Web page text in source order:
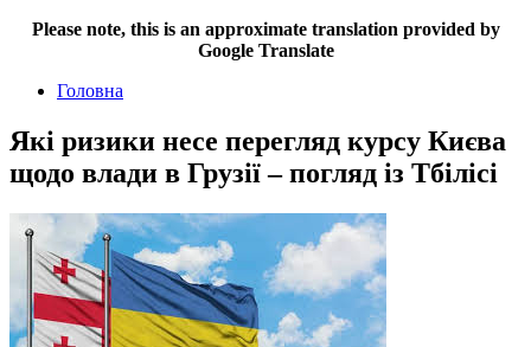
Please note, this is an approximate translation provided by
Google Translate
Головна
Які ризики несе перегляд курсу Києва
щодо влади в Грузії – погляд із Тбілісі